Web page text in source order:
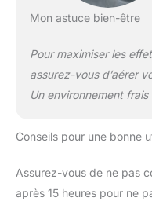
Mon astuce bien-être
Pour maximiser les
assurez-vous d’aérer
Un environnement
Conseils pour une bonne
Assurez-vous de ne pas
après 15 heures pour ne